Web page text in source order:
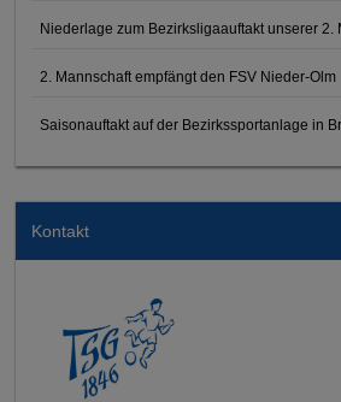
Niederlage zum Bezirksligaauftakt unserer 2.
2. Mannschaft empfängt den FSV Nieder-Olm
Saisonauftakt auf der Bezirkssportanlage in
Kontakt